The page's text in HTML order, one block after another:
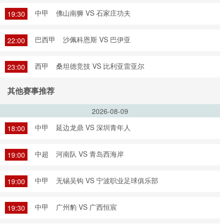
19:30 中甲 佛山南狮 VS 石家庄功夫
22:00 巴西甲 沙佩科恩斯 VS 巴伊亚
23:00 西甲 桑坦德竞技 VS 比利亚雷亚尔
其他赛事推荐
2026-08-09
18:00
中甲 延边龙鼎 VS 深圳青年人
19:00 中超 河南队 VS 青岛西海岸
19:00 中甲 无锡吴钩 VS 宁波职业足球俱乐部
19:30 中甲 广州豹 VS 广西恒宸